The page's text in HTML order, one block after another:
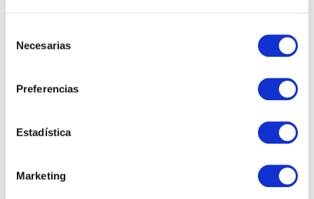
Necesarias
Preferencias
Estadística
Marketing
RRHH
No job listings found.